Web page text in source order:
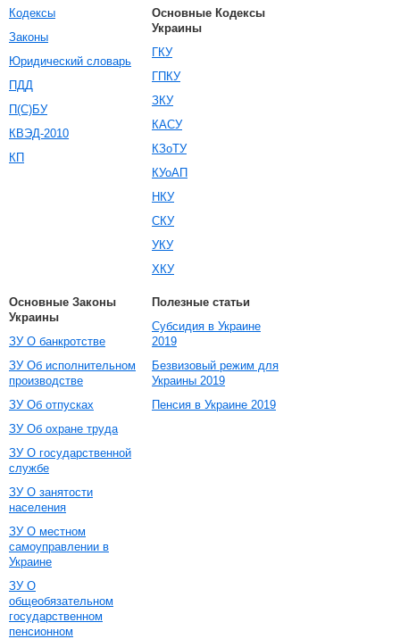
Кодексы
Законы
Юридический словарь
ПДД
П(С)БУ
КВЭД-2010
КП
Основные Кодексы
Украины
ГКУ
ГПКУ
ЗКУ
КАСУ
КЗоТУ
КУоАП
НКУ
СКУ
УКУ
ХКУ
Основные Законы
Украины
ЗУ О банкротстве
ЗУ Об исполнительном
производстве
ЗУ Об отпусках
ЗУ Об охране труда
ЗУ О государственной
службе
ЗУ О занятости
населения
ЗУ О местном
самоуправлении в
Украине
ЗУ О
общеобязательном
государственном
пенсионном
Полезные статьи
Субсидия в Украине
2019
Безвизовый режим для
Украины 2019
Пенсия в Украине 2019